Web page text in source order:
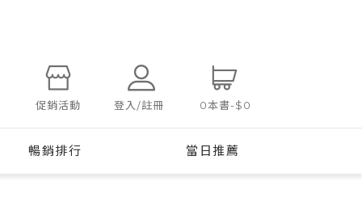
促銷活動 登入/註冊 0本書-$0
暢銷排行 當日推薦